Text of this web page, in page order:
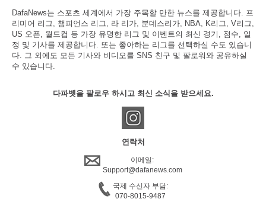
DafaNews는 스포츠 세계에서 가장 주목할 만한 뉴스를 제공합니다. 프
리미어 리그, 챔피언스 리그, 라 리가, 분데스리가, NBA, K리그, V리그,
US 오픈, 월드컵 등 가장 유명한 리그 및 이벤트의 최신 경기, 점수, 일
정 및 기사를 제공합니다. 또는 좋아하는 리그를 선택하실 수도 있습니
다. 그 외에도 모든 기사와 비디오를 SNS 친구 및 팔로워와 공유하실
수 있습니다.
다파벳을 팔로우 하시고 최신 소식을 받으세요.
연락처
이메일:
Support@dafanews.com
국제 수신자 부담:
070-8015-9487